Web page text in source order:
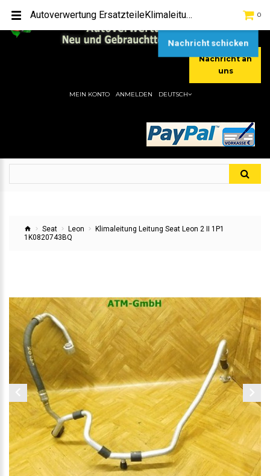
[+49] (0) 2232-5205
[+49] (0) 177 / 4080033
Nachricht an
uns
0
MEIN KONTO ANMELDEN DEUTSCH
Seat Leon
Klimaleitung Leitung Seat Leon 2 II 1P1
1K0820743BQ
Autoverwertung ErsatzteileKlimaleitung Leitung Seat Leon 2 II 1P1 1K0820743BQHier gibt es viele Autoersatzteile, günstigen Preise, gute Qualität
Nachricht schicken